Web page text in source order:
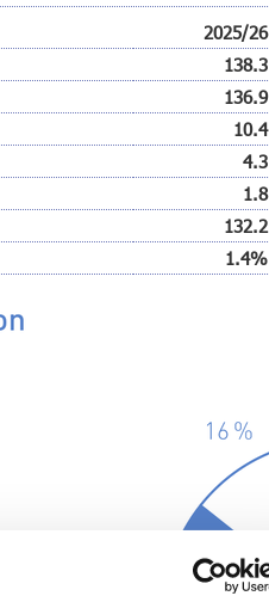
2025/26
138.3
136.9
10.4
4.3
1.8
132.2
1.4%